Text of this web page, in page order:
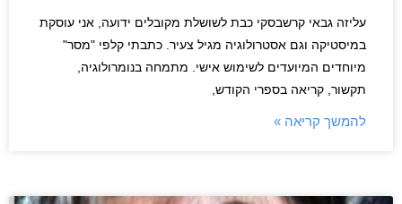
עליזה גבאי קרשבסקי כבת לשושלת מקובלים ידועה, אני עוסקת
במיסטיקה וגם אסטרולוגיה מגיל צעיר. כתבתי קלפי "מסר"
מיוחדים המיועדים לשימוש אישי. מתמחה בנומרולוגיה,
תקשור, קריאה בספרי הקודש,
להמשך קריאה »